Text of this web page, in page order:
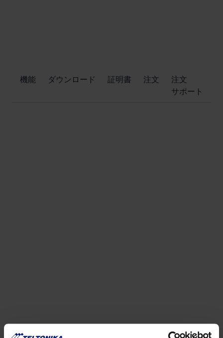
​機能 証明書
ダウンロード 注文
注文
サポート